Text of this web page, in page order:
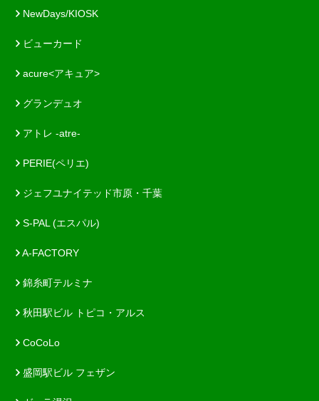
NewDays/KIOSK
ビューカード
acure<アキュア>
グランデュオ
アトレ -atre-
PERIE(ペリエ)
ジェフユナイテッド市原・千葉
S-PAL (エスパル)
A-FACTORY
錦糸町テルミナ
秋田駅ビル トピコ・アルス
CoCoLo
盛岡駅ビル フェザン